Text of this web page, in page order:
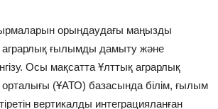
орындаудағы маңызды
аграрлық ғылымды дамыту және
Осы мақсатта Ұлттық аграрлық
орталығы (ҰАТО) базасында білім, ғылым
вертикалды интеграцияланған